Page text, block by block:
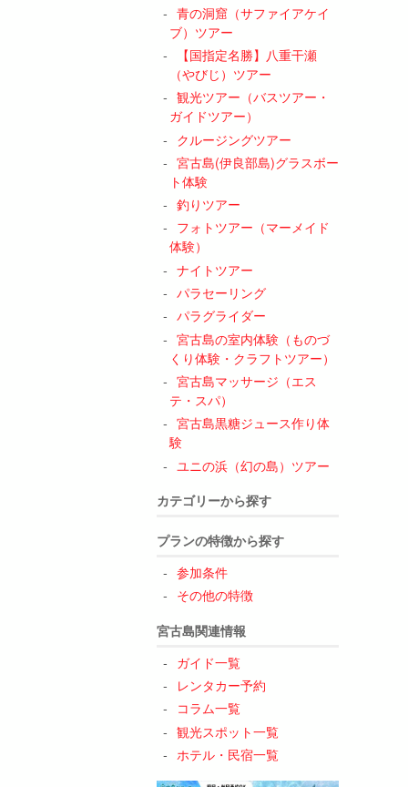
青の洞窟（サファイアケイ
ブ）ツアー
【国指定名勝】八重干瀬
（やびじ）ツアー
観光ツアー（バスツアー・
ガイドツアー）
クルージングツアー
宮古島(伊良部島)グラスボー
ト体験
釣りツアー
フォトツアー（マーメイド
体験）
ナイトツアー
パラセーリング
パラグライダー
宮古島の室内体験（ものづ
くり体験・クラフトツアー）
宮古島マッサージ（エス
テ・スパ）
宮古島黒糖ジュース作り体
験
ユニの浜（幻の島）ツアー
カテゴリーから探す
プランの特徴から探す
参加条件
その他の特徴
宮古島関連情報
ガイド一覧
レンタカー予約
コラム一覧
観光スポット一覧
ホテル・民宿一覧